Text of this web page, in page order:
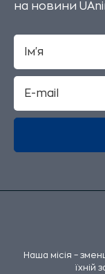
на новини
Наша місія –
їхній